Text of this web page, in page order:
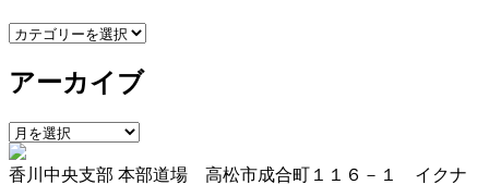
カ
ゴ
ー
アーカイブ
ア
ー
カ
香川中央支部 本部道場 高松市成合町１１６－１ イクナ